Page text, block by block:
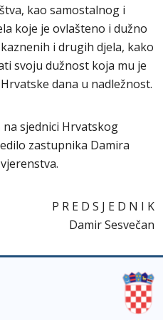
kao samostalnog i
koje je ovlašteno i dužno
i drugih djela, kako
svoju dužnost koja mu je
dana u nadležnost.
sjednici Hrvatskog
zastupnika Damira
P R E D S J E D N I K
Damir Sesvečan